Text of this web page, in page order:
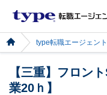
type転職エージェン
【三重】フロン
業20ｈ】